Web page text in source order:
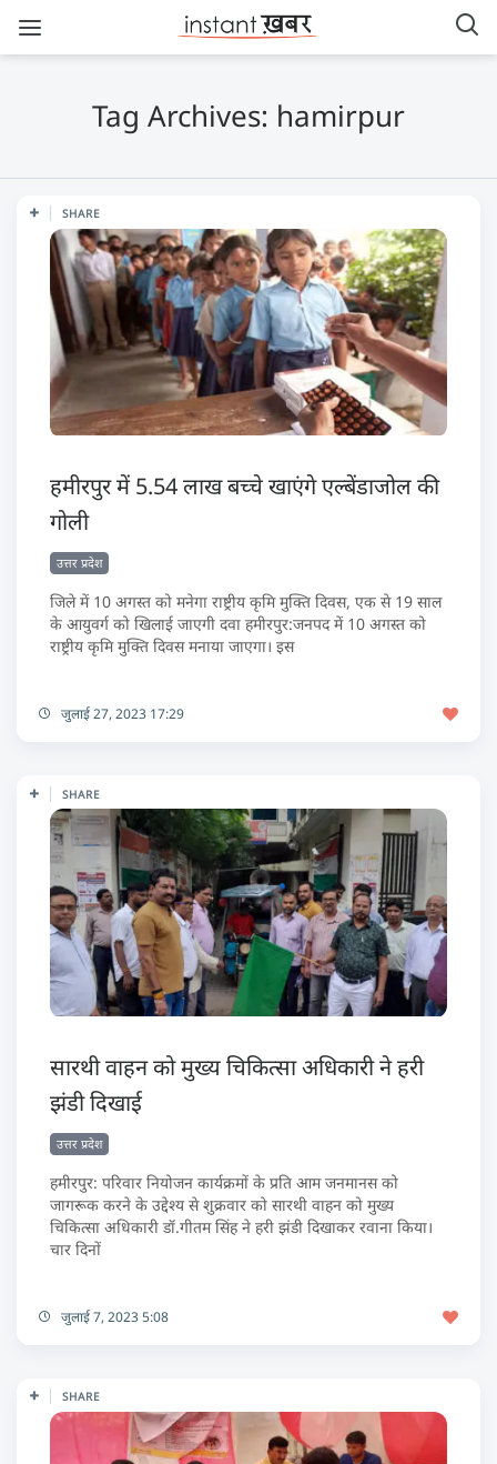
Tag Archives: hamirpur
SHARE
हमीरपुर में 5.54 लाख बच्चे खाएंगे एल्बेंडाजोल की
गोली
उत्तर प्रदेश
जिले में 10 अगस्त को मनेगा राष्ट्रीय कृमि मुक्ति दिवस, एक से 19 साल
के आयुवर्ग को खिलाई जाएगी दवा हमीरपुर:जनपद में 10 अगस्त को
राष्ट्रीय कृमि मुक्ति दिवस मनाया जाएगा। इस
जुलाई 27, 2023 17:29
SHARE
सारथी वाहन को मुख्य चिकित्सा अधिकारी ने हरी
झंडी दिखाई
उत्तर प्रदेश
हमीरपुर: परिवार नियोजन कार्यक्रमों के प्रति आम जनमानस को
जागरूक करने के उद्देश्य से शुक्रवार को सारथी वाहन को मुख्य
चिकित्सा अधिकारी डॉ.गीतम सिंह ने हरी झंडी दिखाकर रवाना किया।
चार दिनों
जुलाई 7, 2023 5:08
SHARE